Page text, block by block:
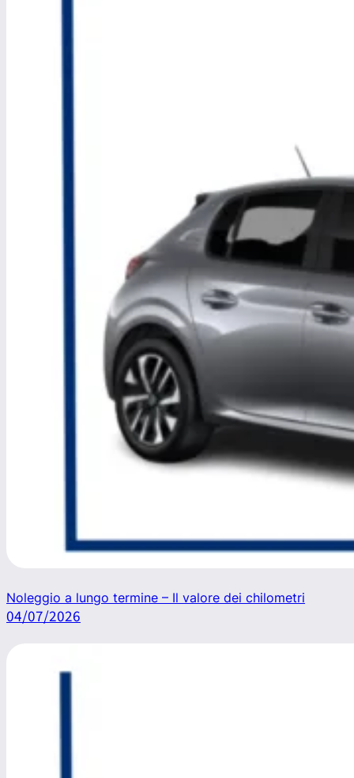
Noleggio a lungo termine – Il valore dei chilometri
04/07/2026